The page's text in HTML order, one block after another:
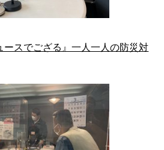
ースでござる』一人一人の防災対